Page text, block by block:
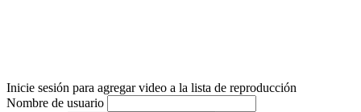
Inicie sesión para agregar video a la lista de reproducción
Nombre de usuario